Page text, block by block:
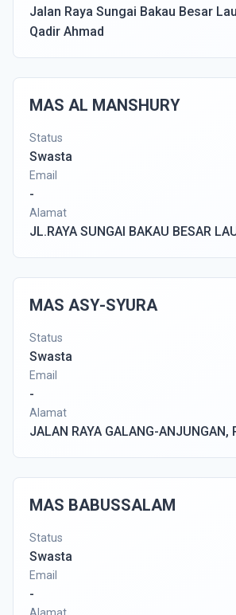
Jalan Raya Sungai Bakau Besar
Qadir Ahmad
MAS AL MANSHURY
Status
Swasta
Email
-
Alamat
JL.RAYA SUNGAI BAKAU BESAR
MAS ASY-SYURA
Status
Swasta
Email
-
Alamat
JALAN RAYA GALANG-ANJUNGAN,
MAS BABUSSALAM
Status
Swasta
Email
-